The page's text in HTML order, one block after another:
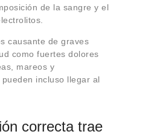
de la sangre y el
causante de graves
como fuertes dolores
mareos y
incluso llegar al
correcta trae